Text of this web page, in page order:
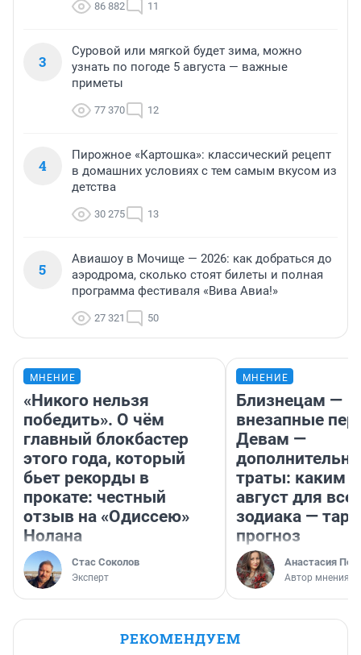
86 882 11
3
Суровой или мягкой будет зима, можно
узнать по погоде 5 августа — важные
приметы
77 370 12
4
Пирожное «Картошка»: классический рецепт
в домашних условиях с тем самым вкусом из
детства
30 275 13
5
Авиашоу в Мочище — 2026: как добраться до
аэродрома, сколько стоят билеты и полная
программа фестиваля «Вива Авиа!»
27 321 50
МНЕНИЕ
«Никого нельзя
победить». О чём
главный блокбастер
этого года, который
бьет рекорды в
прокате: честный
отзыв на «Одиссею»
Нолана
Стас Соколов
Эксперт
МНЕНИЕ
Близнецам —
внезапные
Девам —
траты: каким
август для
зодиака —
прогноз
Анастасия
Автор мнения
РЕКОМЕНДУЕМ